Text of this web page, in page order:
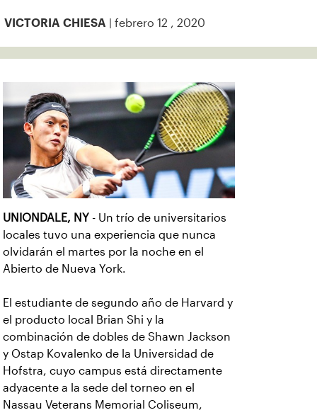
VICTORIA CHIESA | febrero 12 , 2020
UNIONDALE, NY - Un trío de universitarios
locales tuvo una experiencia que nunca
olvidarán el martes por la noche en el
Abierto de Nueva York.
El estudiante de segundo año de Harvard y
el producto local Brian Shi y la
combinación de dobles de Shawn Jackson
y Ostap Kovalenko de la Universidad de
Hofstra, cuyo campus está directamente
adyacente a la sede del torneo en el
Nassau Veterans Memorial Coliseum,